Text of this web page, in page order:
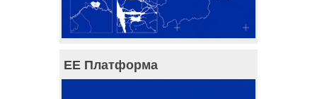
ЕЕ Платформа